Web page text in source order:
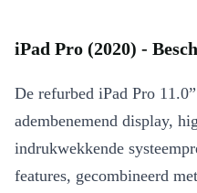
iPad Pro (2020) -
De refurbed iPad Pro 11.0” 2020 heeft een
adembenemend display,
indrukwekkende
features, gecombineerd